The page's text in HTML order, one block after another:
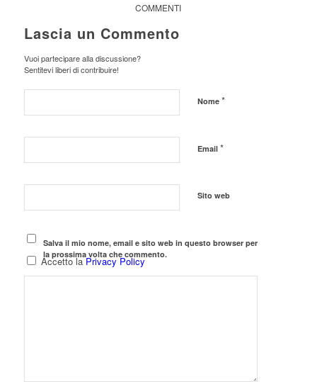
COMMENTI
Lascia un Commento
Vuoi partecipare alla discussione?
Sentitevi liberi di contribuire!
Nome *
Email *
Sito web
Salva il mio nome, email e sito web in questo browser per
la prossima volta che commento.
Accetto laPrivacy Policy